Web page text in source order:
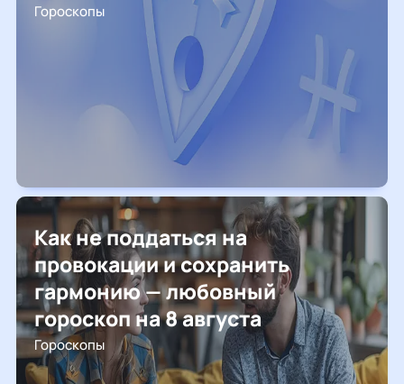
Гороскопы
Как не поддаться на
провокации и сохранить
гармонию — любовный
гороскоп на 8 августа
Гороскопы